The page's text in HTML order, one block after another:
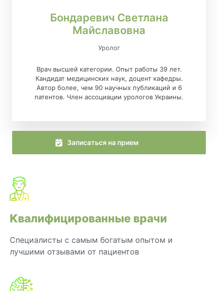
Бондаревич Светлана
Майславовна
Уролог
Врач высшей категории. Опыт работы 39 лет.
Кандидат медицинских наук, доцент кафедры.
Автор более, чем 90 научных публикаций и 6
патентов. Член ассоциации урологов Украины.
Записаться на прием
Квалифицированные врачи
Специалисты с самым богатым опытом и
лучшими отзывами от пациентов